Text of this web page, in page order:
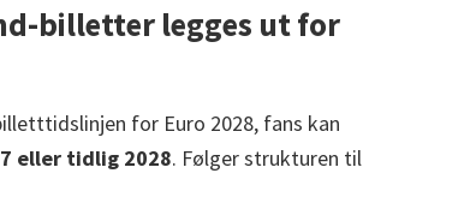
billetter legges ut for
for Euro 2028, fans kan
eller tidlig 2028. Følger strukturen til